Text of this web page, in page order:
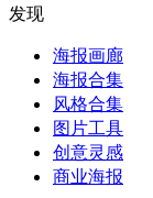
发现
海报画廊
海报合集
风格合集
图片工具
创意灵感
商业海报